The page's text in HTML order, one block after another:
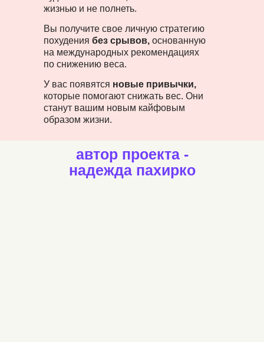
жизнью и не полнеть.
У вас появятся новые привычки,
которые помогают снижать вес. Они
станут вашим новым кайфовым
образом жизни.
Вы получите свое личную стратегию
похудения без срывов, основанную
на международных рекомендациях
по снижению веса.
автор проекта -
надежда пахирко